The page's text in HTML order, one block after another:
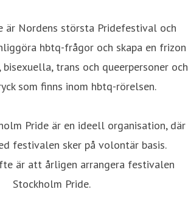
är Nordens största Pridefestival och
hbtq-frågor och skapa en frizon
trans och queerpersoner och
som finns inom hbtq-rörelsen.
Pride är en ideell organisation, där
festivalen sker på volontär basis.
är att årligen arrangera festivalen
Stockholm Pride.